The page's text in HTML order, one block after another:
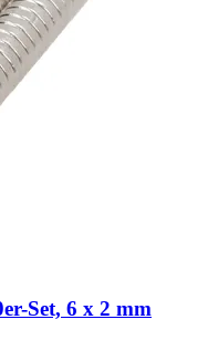
​Set, 6 x 2 mm